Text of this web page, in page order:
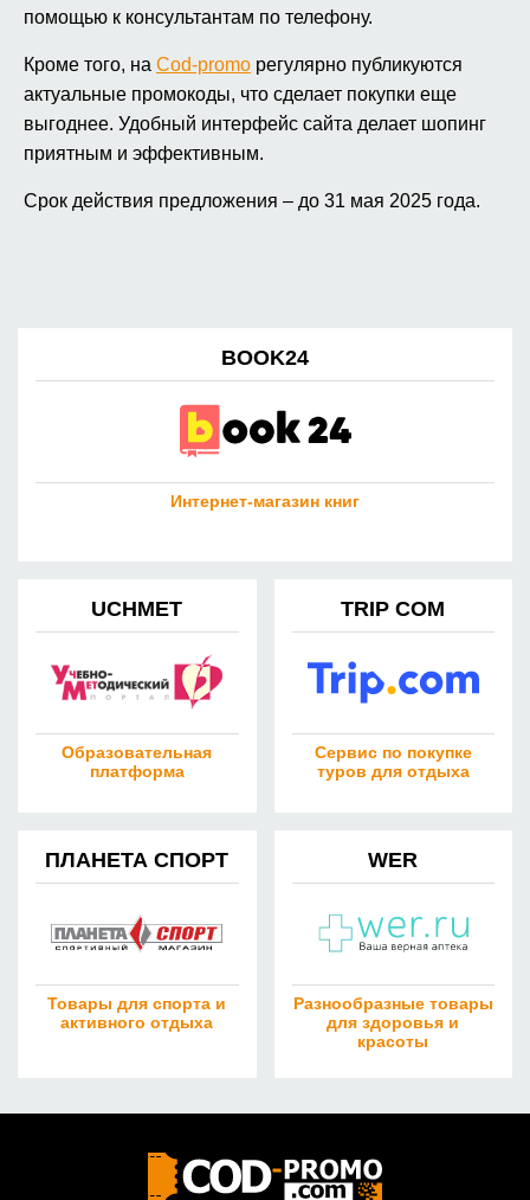
помощью к консультантам по телефону.
Кроме того, на Cod-promo регулярно публикуются
актуальные промокоды, что сделает покупки еще
выгоднее. Удобный интерфейс сайта делает шопинг
приятным и эффективным.
Срок действия предложения – до 31 мая 2025 года.
BOOK24
Интернет-магазин книг
UCHMET
Образовательная
платформа
TRIP COM
Сервис по покупке
туров для отдыха
ПЛАНЕТА СПОРТ
Товары для спорта и
активного отдыха
WER
Разнообразные товары
для здоровья и
красоты